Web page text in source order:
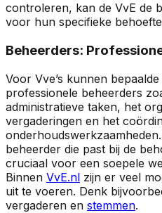
controleren, kan de VvE de
voor hun specifieke
Beheerders:
Voor Vve’s kunnen
professionele beheerders
administratieve taken, het
vergaderingen en het
beheerder die past bij de
cruciaal voor een soepele
Binnen VvE.nl zijn er veel
uit te voeren. Denk
vergaderen en stemmen.